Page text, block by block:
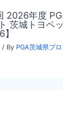
2026年度
茨城トヨペ
/ By PGA茨城県プ